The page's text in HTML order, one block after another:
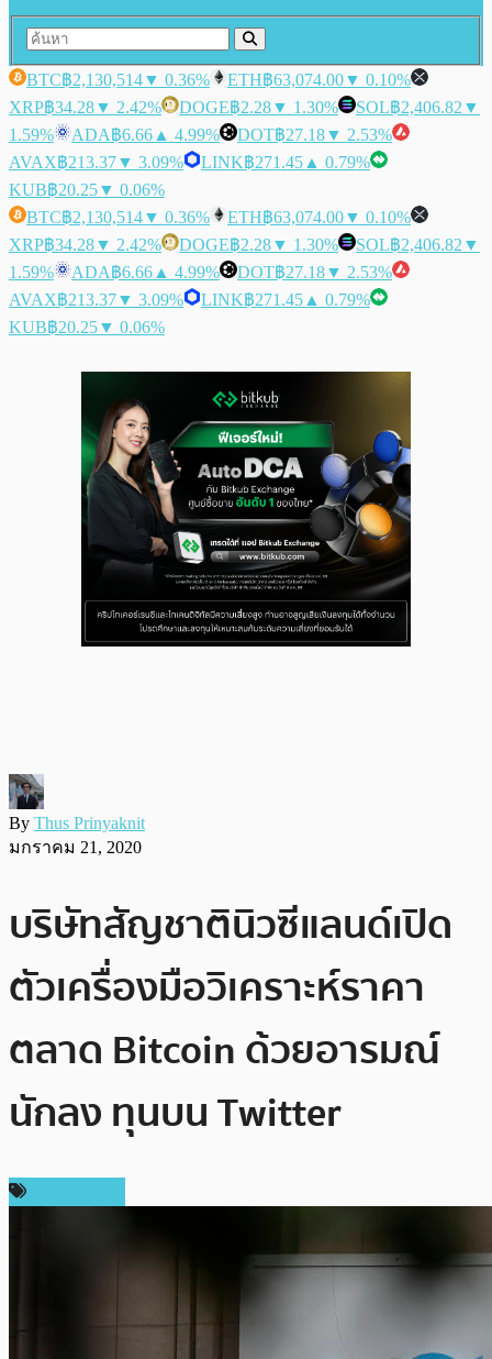
BTC฿2,130,514▼ 0.36% ETH฿63,074.00▼ 0.10%
XRP฿34.28▼ 2.42% DOGE฿2.28▼ 1.30% SOL฿2,406.82 ▼
1.59%
ADA฿6.66 ▲ 4.99% DOT฿27.18▼ 2.53%
AVAX฿213.37▼ 3.09% LINK฿271.45 ▲ 0.79%
KUB฿20.25▼ 0.06%
BTC฿2,130,514▼ 0.36% ETH฿63,074.00▼ 0.10%
XRP฿34.28▼ 2.42% DOGE฿2.28▼ 1.30% SOL฿2,406.82 ▼
1.59%
ADA฿6.66 ▲ 4.99% DOT฿27.18▼ 2.53%
AVAX฿213.37▼ 3.09% LINK฿271.45 ▲ 0.79%
KUB฿20.25▼ 0.06%
By Thus Prinyaknit
มกราคม 21, 2020
บริษัทสัญชาตินิวซีแลนด์เปิด
ตัวเครื่องมือวิเคราะห์ราคา
ตลาด Bitcoin ด้วยอารมณ์
นักลง ทุนบน Twitter